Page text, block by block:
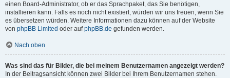
einen Board-Administrator, ob er das Sprachpaket, das Sie benötigen,
installieren kann. Falls es noch nicht existiert, würden wir uns freuen, wenn Sie
es übersetzen würden. Weitere Informationen dazu können auf der Website
von phpBB Limited oder aufphpBB.de gefunden werden.
Nach oben
Was sind das für Bilder, die bei meinem Benutzernamen angezeigt werden?
In der Beitragsansicht können zwei Bilder bei Ihrem Benutzernamen stehen.